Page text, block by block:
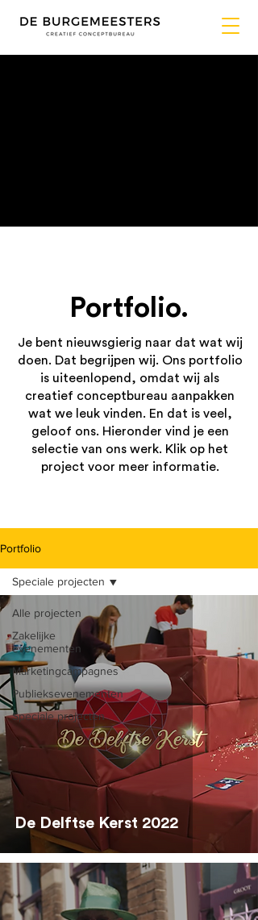
Portfolio.
Je bent nieuwsgierig naar dat wat wij
doen. Dat begrijpen wij. Ons portfolio
is uiteenlopend, omdat wij als
creatief conceptbureau aanpakken
wat we leuk vinden. En dat is veel,
geloof ons. Hieronder vind je een
selectie van ons werk. Klik op het
project voor meer informatie.
Portfolio
Alle projecten
Zakelijke
evenementen
Marketingcampagnes
Publieksevenementen
Speciale projecten
Speciale projecten
De Delftse Kerst 2022